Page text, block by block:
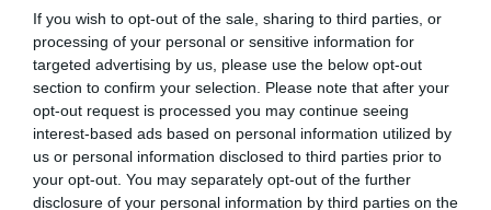
If you wish to opt-out of the sale, sharing to third parties, or
processing of your personal or sensitive information for
targeted advertising by us, please use the below opt-out
section to confirm your selection. Please note that after your
opt-out request is processed you may continue seeing
interest-based ads based on personal information utilized by
us or personal information disclosed to third parties prior to
your opt-out. You may separately opt-out of the further
disclosure of your personal information by third parties on the